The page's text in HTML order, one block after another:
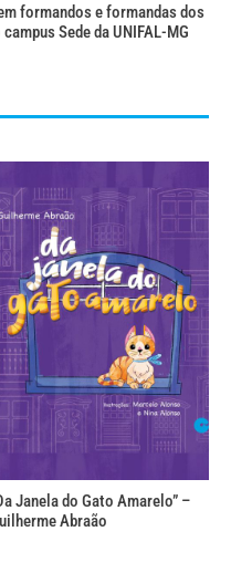
formandos e formandas dos
Sede da UNIFAL-MG
Janela do Gato Amarelo” –
Abraão